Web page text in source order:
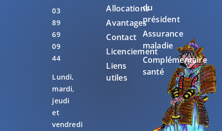
03
89
69
09
44
Lundi,
mardi,
jeudi
et
vendredi
Allocations
Avantages
Contact
Licenciement
Liens
utiles
du
président
Assurance
maladie
Complémentaire
santé